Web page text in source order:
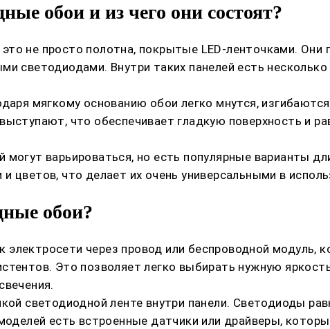
обои и из чего они состоят?
не просто полотна, покрытые LED-ленточками.
светодиодами. Внутри таких панелей есть
мягкому основанию обои легко мнутся,
что обеспечивает гладкую поверхность и
могут варьироваться, но есть популярные варианты
цветов, что делает их очень универсальными в
обои?
через провод или беспроводной модуль,
Это позволяет легко выбирать нужную
светодиодной ленте внутри панели. Светодиоды
есть встроенные датчики или драйверы,